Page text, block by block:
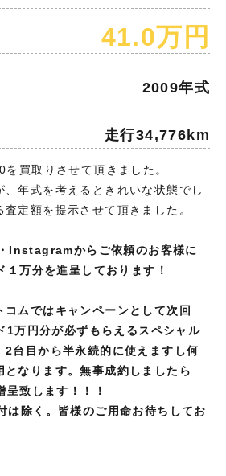
41.0万円
2009年式
走行34,776km
買取りさせて頂きました。
年式を考えるときれいな状態でし
定額を提示させて頂きました。
Instagramからご依頼のお客様に
万分を進呈しております！
ムではキャンペーンとして次回
万円分が必ずもらえるスペシャル
2台目から半永続的に使えますし何
となります。無事成約しましたら
致します！！！
は除く。皆様のご用命お待ちしてお